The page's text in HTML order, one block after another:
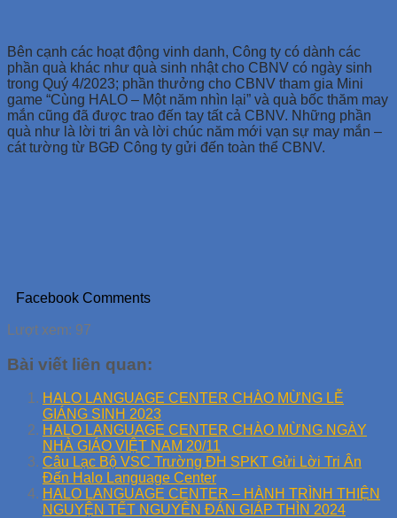
Bên cạnh các hoạt động vinh danh, Công ty có dành các
phần quà khác như quà sinh nhật cho CBNV có ngày sinh
trong Quý 4/2023; phần thưởng cho CBNV tham gia Mini
game “Cùng HALO – Một năm nhìn lại” và quà bốc thăm may
mắn cũng đã được trao đến tay tất cả CBNV. Những phần
quà như là lời tri ân và lời chúc năm mới vạn sự may mắn –
cát tường từ BGĐ Công ty gửi đến toàn thể CBNV.
Facebook Comments
Lượt xem: 97
Bài viết liên quan:
HALO LANGUAGE CENTER CHÀO MỪNG LỄ
GIÁNG SINH 2023
HALO LANGUAGE CENTER CHÀO MỪNG NGÀY
NHÀ GIÁO VIỆT NAM 20/11
Câu Lạc Bộ VSC Trường ĐH SPKT Gửi Lời Tri Ân
Đến Halo Language Center
HALO LANGUAGE CENTER – HÀNH TRÌNH THIỆN
NGUYỆN TẾT NGUYÊN ĐÁN GIÁP THÌN 2024